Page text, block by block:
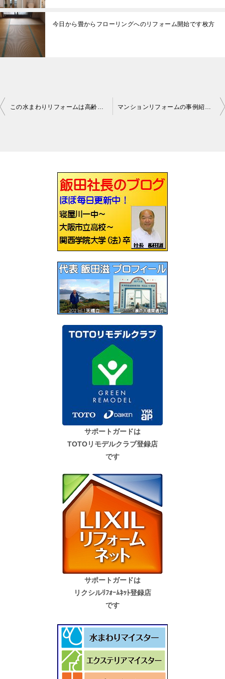
今日から畳からフローリングへのリフォーム開始です枚方
ゲ
ー
シ
ョ
ン
この水まわりリフォームは高齢者シニアバリアフリーに優しいです寝屋川 マンションリフォームの事例紹介です枚方
サポートガードは
TOTOリモデルクラブ登録店
です
サポートガードは
リクシルﾘﾌｫｰﾑﾈｯﾄ登録店
です